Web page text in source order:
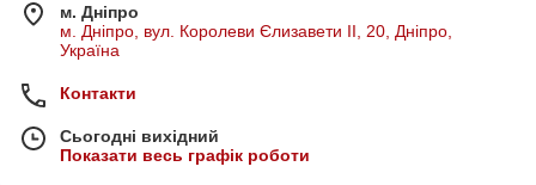
м. Дніпро
м. Дніпро, вул. Королеви Єлизавети ІІ, 20, Дніпро,
Україна
Контакти
Сьогодні вихідний
Показати весь графік роботи